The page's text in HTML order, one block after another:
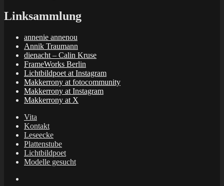
Linksammlung
annenie annenou
Annik Traumann
dienacht – Calin Kruse
FrameWorks Berlin
Lichtbildpoet at Instagram
Makkerrony at fotocommunity
Makkerrony at Instagram
Makkerrony at X
Vita
Kontakt
Leseecke
Plattenstube
Lichtbildpoet
Modelle gesucht